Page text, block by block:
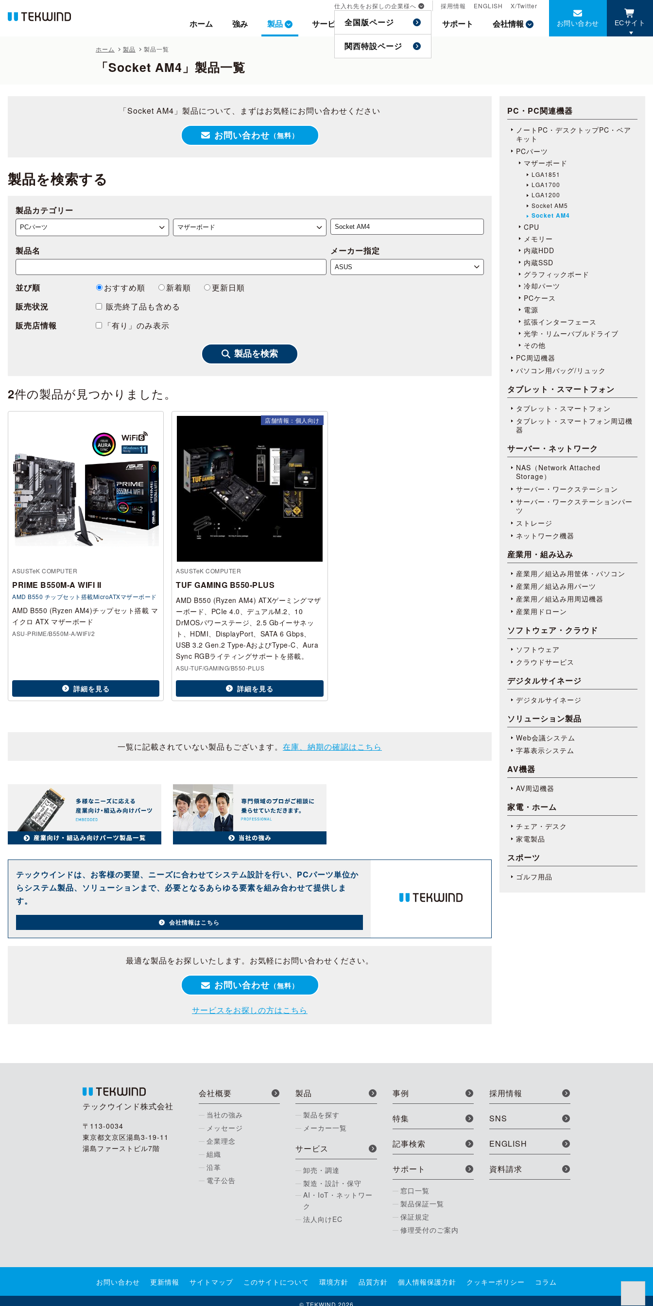
ホーム 強み 製品 サービス 事例 特集 サポート 会社情報
仕入れ先をお探しの企業様へ
全国版ページ
関西特設ページ
採用情報 ENGLISH X/Twitter
お問い合わせ ECサイト
ホーム 製品 製品一覧
「Socket AM4」製品一覧
ホーム 強み 製品 サービス 事例 特集 サポート 会社情報
仕入れ先をお探しの企業様へ
全国版ページ
関西特設ページ
採用情報 ENGLISH X/Twitter
お問い合わせ ECサイト
「Socket AM4」製品について、まずはお気軽にお問い合わせください
お問い合わせ （無料）
製品を検索する
製品カテゴリー
製品名 メーカー指定
並び順 おすすめ順 新着順
更新日順
販売状況
販売終了品も含める
販売店情報
「有り」のみ表示
製品を検索
2件の製品が見つかりました。
ASUSTeK COMPUTER
PRIME B550M-A WIFI II
AMD B550 チップセット搭載MicroATXマザーボード
AMD B550 (Ryzen AM4)チップセット搭載 マ
イクロ ATX マザーボード
ASU-PRIME/B550M-A/WIFI/2
詳細を見る
店舗情報：個人向け
ASUSTeK COMPUTER
TUF GAMING B550-PLUS
AMD B550 (Ryzen AM4) ATXゲーミングマザ
ーボード、PCIe 4.0、デュアルM.2、10
DrMOSパワーステージ、2.5 Gbイーサネッ
ト、HDMI、DisplayPort、SATA 6 Gbps、
USB 3.2 Gen.2 Type-AおよびType-C、Aura
Sync RGBライティングサポートを搭載。
ASU-TUF/GAMING/B550-PLUS
詳細を見る
一覧に記載されていない製品もございます。 在庫、納期の確認はこちら
テックウインドは、お客様の要望、ニーズに合わせてシステム設計を行い、PCパーツ単位か
らシステム製品、ソリューションまで、必要となるあらゆる要素を組み合わせて提供しま
す。
会社情報はこちら
最適な製品をお探しいたします。お気軽にお問い合わせください。
お問い合わせ （無料）
サービスをお探しの方はこちら
PC・PC関連機器
ノートPC・デスクトップPC・ベア
キット
PCパーツ
マザーボード
LGA1851
LGA1700
LGA1200
Socket AM5
Socket AM4
CPU
メモリー
内蔵HDD
内蔵SSD
グラフィックボード
冷却パーツ
PCケース
電源
拡張インターフェース
光学・リムーバブルドライブ
その他
PC周辺機器
パソコン用バッグ/リュック
タブレット・スマートフォン
タブレット・スマートフォン
タブレット・スマートフォン周辺機
器
サーバー・ネットワーク
NAS（Network Attached
Storage）
サーバー・ワークステーション
サーバー・ワークステーションパー
ツ
ストレージ
ネットワーク機器
産業用・組み込み
産業用／組込み用筐体・パソコン
産業用／組込み用パーツ
産業用／組込み用周辺機器
産業用ドローン
ソフトウェア・クラウド
ソフトウェア
クラウドサービス
デジタルサイネージ
デジタルサイネージ
ソリューション製品
Web会議システム
字幕表⽰システム
AV機器
AV周辺機器
家電・ホーム
チェア・デスク
家電製品
スポーツ
ゴルフ用品
テックウインド株式会社
〒113-0034
東京都文京区湯島3-19-11
湯島ファーストビル7階
会社概要
当社の強み
メッセージ
企業理念
組織
沿革
電子公告
製品
製品を探す
メーカー一覧
サービス
卸売・調達
製造・設計・保守
AI・IoT・ネットワー
ク
法人向けEC
事例
特集
記事検索
サポート
窓口一覧
製品保証一覧
保証規定
修理受付のご案内
採用情報
SNS
ENGLISH
資料請求
お問い合わせ 更新情報 サイトマップ このサイトについて 環境方針 品質方針 個人情報保護方針 クッキーポリシー コラム